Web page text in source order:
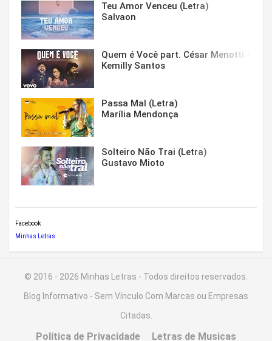
Teu Amor Venceu (Letra)
Salvaon
Quem é Você part. César Menotti &
Kemilly Santos
Passa Mal (Letra)
Marília Mendonça
Solteiro Não Trai (Letra)
Gustavo Mioto
Facebook
Minhas Letras
© 2016 - 2026 Minhas Letras - Todos direitos reservados.
Blog Informativo - Sem Vínculo Com Marcas ou Empresas
Citadas.
Política de Privacidade Letras de Musicas